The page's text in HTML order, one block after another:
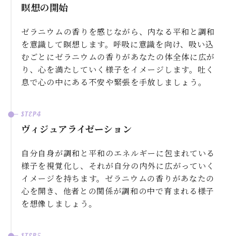
瞑想の開始
ゼラニウムの香りを感じながら、内なる平和と調和
を意識して瞑想します。呼吸に意識を向け、吸い込
むごとにゼラニウムの香りがあなたの体全体に広が
り、心を満たしていく様子をイメージします。吐く
息で心の中にある不安や緊張を手放しましょう。
ヴィジュアライゼーション
自分自身が調和と平和のエネルギーに包まれている
様子を視覚化し、それが自分の内外に広がっていく
イメージを持ちます。ゼラニウムの香りがあなたの
心を開き、他者との関係が調和の中で育まれる様子
を想像しましょう。